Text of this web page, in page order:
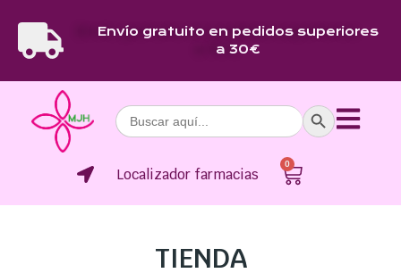
Envío gratuito en pedidos superiores
a 30€
Buscar: Botón de
Localizador farmacias
0
TIENDA